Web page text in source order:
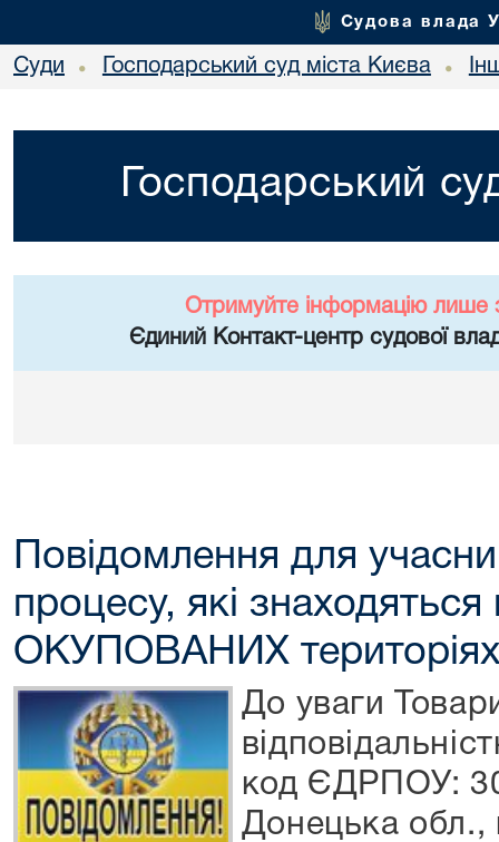
Судова влада
Суди • Господарський суд міста Києва •
Господарський
Отримуйте інформацію лише
Єдиний Контакт-центр судової
Повідомлення для
процесу, які
ОКУПОВАНИХ територіях
До уваги
код ЄДРПОУ:
Донецька обл.,